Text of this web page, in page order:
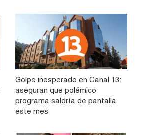
Golpe inesperado en Canal 13:
aseguran que polémico
programa saldría de pantalla
este mes